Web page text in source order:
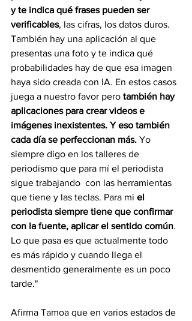
y te indica qué frases pueden ser
verificables, las cifras, los datos duros.
También hay una aplicación al que
presentas una foto y te indica qué
probabilidades hay de que esa imagen
haya sido creada con IA. En estos casos
juega a nuestro favor pero también hay
aplicaciones para crear videos e
imágenes inexistentes. Y eso también
cada día se perfeccionan más. Yo
siempre digo en los talleres de
periodismo que para mí el periodista
sigue trabajando  con las herramientas
que tiene y las teclas. Para mi el
periodista siempre tiene que confirmar
con la fuente, aplicar el sentido común.
Lo que pasa es que actualmente todo
es más rápido y cuando llega el
desmentido generalmente es un poco
tarde."
Afirma Tamoa que en varios estados de